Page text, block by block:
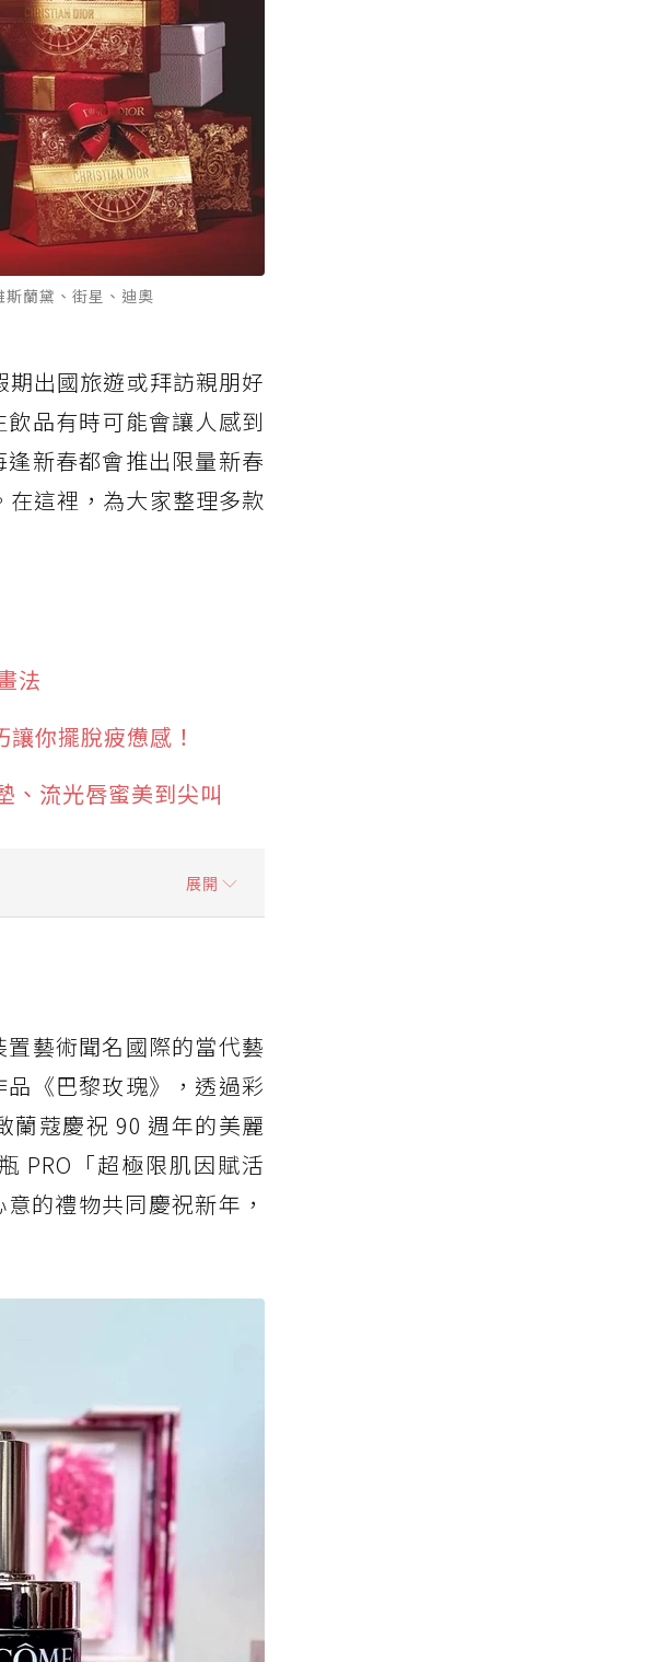
蘭黛、街星、迪奧
出國旅遊或拜訪親朋好
品有時可能會讓人感到
新春都會推出限量新春
這裡，為大家整理多款
法
你擺脫疲憊感！
、流光唇蜜美到尖叫
展開
品蛇年限定
周年限定系列
藝術聞名國際的當代藝
《巴黎玫瑰》，透過彩
蘭蔻慶祝 90 週年的美麗
PRO「超極限肌因賦活
的禮物共同慶祝新年，